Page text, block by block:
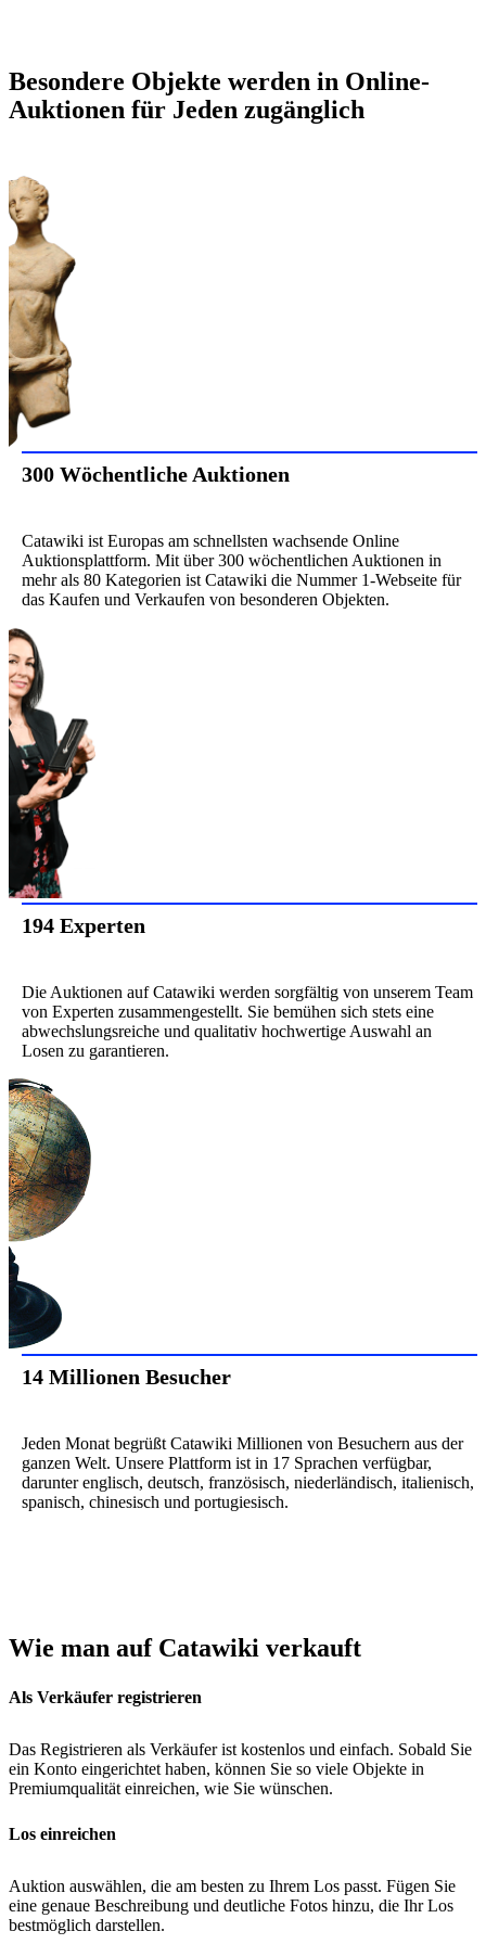
Besondere Objekte werden in Online-
Auktionen für Jeden zugänglich
300 Wöchentliche Auktionen
Catawiki ist Europas am schnellsten wachsende Online
Auktionsplattform. Mit über 300 wöchentlichen Auktionen in
mehr als 80 Kategorien ist Catawiki die Nummer 1-Webseite für
das Kaufen und Verkaufen von besonderen Objekten.
194 Experten
Die Auktionen auf Catawiki werden sorgfältig von unserem Team
von Experten zusammengestellt. Sie bemühen sich stets eine
abwechslungsreiche und qualitativ hochwertige Auswahl an
Losen zu garantieren.
14 Millionen Besucher
Jeden Monat begrüßt Catawiki Millionen von Besuchern aus der
ganzen Welt. Unsere Plattform ist in 17 Sprachen verfügbar,
darunter englisch, deutsch, französisch, niederländisch, italienisch,
spanisch, chinesisch und portugiesisch.
Wie man auf Catawiki verkauft
Als Verkäufer registrieren
Das Registrieren als Verkäufer ist kostenlos und einfach. Sobald Sie
ein Konto eingerichtet haben, können Sie so viele Objekte in
Premiumqualität einreichen, wie Sie wünschen.
Los einreichen
Auktion auswählen, die am besten zu Ihrem Los passt. Fügen Sie
eine genaue Beschreibung und deutliche Fotos hinzu, die Ihr Los
bestmöglich darstellen.